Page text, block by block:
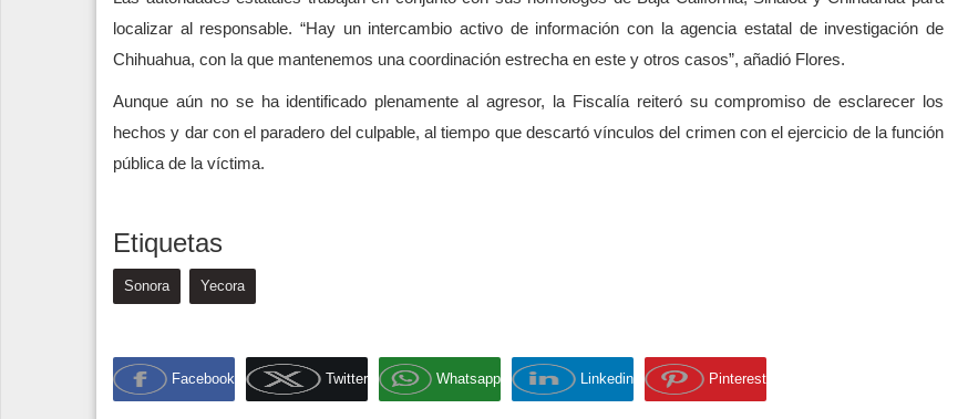
localizar al responsable. “Hay un intercambio activo de información con la agencia estatal de investigación de
Chihuahua, con la que mantenemos una coordinación estrecha en este y otros casos”, añadió Flores.
Aunque aún no se ha identificado plenamente al agresor, la Fiscalía reiteró su compromiso de esclarecer los
hechos y dar con el paradero del culpable, al tiempo que descartó vínculos del crimen con el ejercicio de la función
pública de la víctima.
Etiquetas
Sonora Yecora
Facebook Twitter Whatsapp Linkedin Pinterest